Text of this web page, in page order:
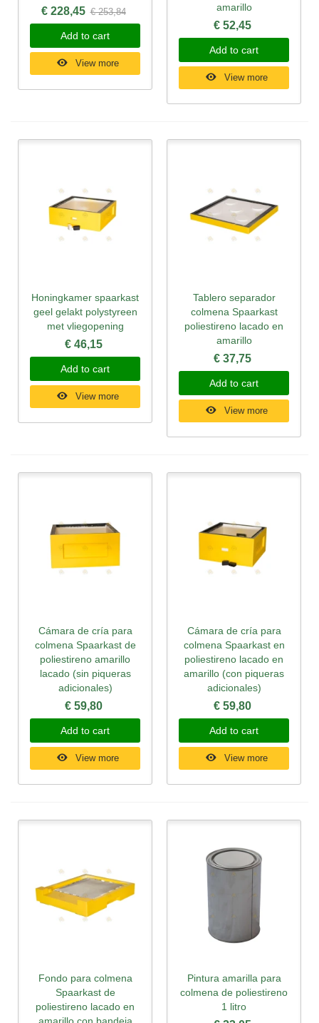
€ 228,45 € 253,84
Add to cart
View more
amarillo
€ 52,45
Add to cart
View more
Honingkamer spaarkast
geel gelakt polystyreen
met vliegopening
€ 46,15
Add to cart
View more
Tablero separador
colmena Spaarkast
poliestireno lacado en
amarillo
€ 37,75
Add to cart
View more
Cámara de cría para
colmena Spaarkast de
poliestireno amarillo
lacado (sin piqueras
adicionales)
€ 59,80
Add to cart
View more
Cámara de cría para
colmena Spaarkast en
poliestireno lacado en
amarillo (con piqueras
adicionales)
€ 59,80
Add to cart
View more
Fondo para colmena
Spaarkast de
poliestireno lacado en
Pintura amarilla para
colmena de poliestireno
1 litro